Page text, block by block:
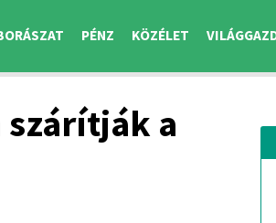
PÉNZ KÖZÉLET
szárítják a